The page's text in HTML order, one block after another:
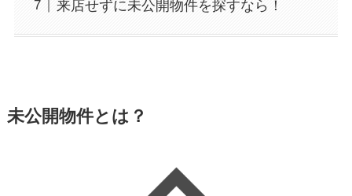
来店せずに未公開物件を探すなら！
未公開物件とは？